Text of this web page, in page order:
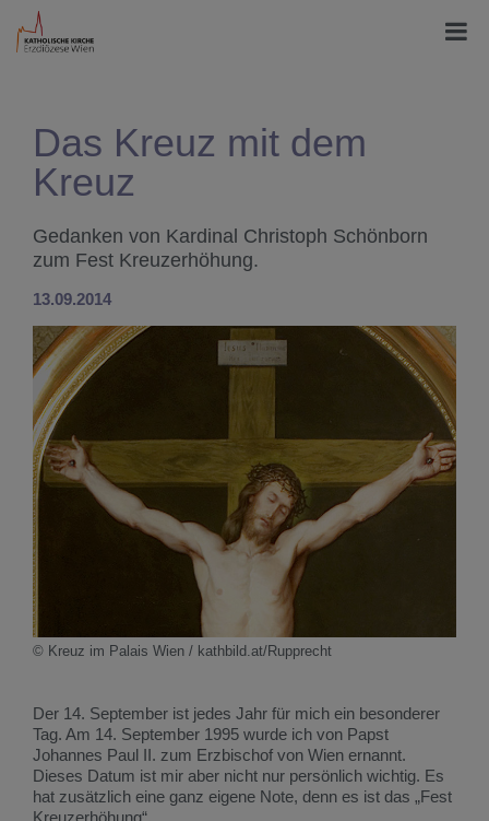
Das Kreuz mit dem
Kreuz
Gedanken von Kardinal Christoph Schönborn
zum Fest Kreuzerhöhung.
13.09.2014
© Kreuz im Palais Wien / kathbild.at/Rupprecht
Der 14. September ist jedes Jahr für mich ein besonderer
Tag. Am 14. September 1995 wurde ich von Papst
Johannes Paul II. zum Erzbischof von Wien ernannt.
Dieses Datum ist mir aber nicht nur persönlich wichtig. Es
hat zusätzlich eine ganz eigene Note, denn es ist das „Fest
Kreuzerhöhung“.